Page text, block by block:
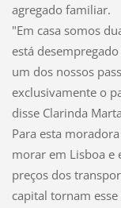
agregado familiar.
"Em casa somos
está
um dos nossos
exclusivamente o
disse Clarinda
Para esta
morar em Lisboa e
preços dos
capital tornam